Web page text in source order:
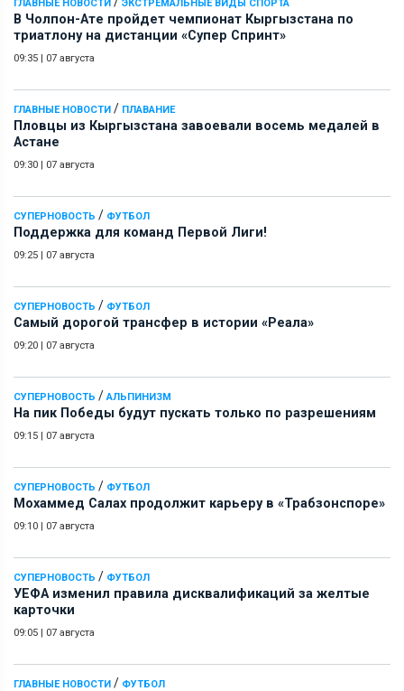
ГЛАВНЫЕ НОВОСТИ ЭКСТРЕМАЛЬНЫЕ ВИДЫ СПОРТА
В Чолпон-Ате пройдет чемпионат Кыргызстана по
триатлону на дистанции «Супер Спринт»
09:35 | 07 августа
ГЛАВНЫЕ НОВОСТИ / ПЛАВАНИЕ
Пловцы из Кыргызстана завоевали восемь медалей в
Астане
09:30 | 07 августа
СУПЕРНОВОСТЬ / ФУТБОЛ
Поддержка для команд Первой Лиги!
09:25 | 07 августа
СУПЕРНОВОСТЬ / ФУТБОЛ
Самый дорогой трансфер в истории «Реала»
09:20 | 07 августа
СУПЕРНОВОСТЬ / АЛЬПИНИЗМ
На пик Победы будут пускать только по разрешениям
09:15 | 07 августа
СУПЕРНОВОСТЬ / ФУТБОЛ
Мохаммед Салах продолжит карьеру в «Трабзонспоре»
09:10 | 07 августа
СУПЕРНОВОСТЬ / ФУТБОЛ
УЕФА изменил правила дисквалификаций за желтые
карточки
09:05 | 07 августа
ГЛАВНЫЕ НОВОСТИ / ФУТБОЛ